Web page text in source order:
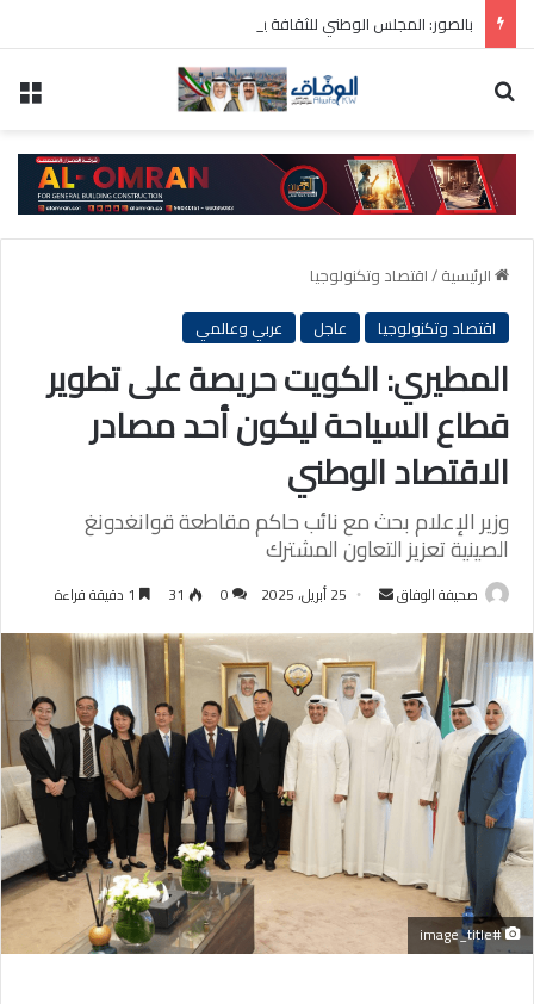
الرئيسية/اقتصاد وتكنولوجيا
اقتصاد وتكنولوجيا
عاجل عربي وعالمي
المطيري: الكويت حريصة على تطوير
قطاع السياحة ليكون أحد مصادر
الاقتصاد الوطني
وزير الإعلام بحث مع نائب حاكم مقاطعة قوانغدونغ
الصينية تعزيز التعاون المشترك
صحيفة الوفاق
أرسل
إلكترونيا
25 أبريل، 2025 0
31
#image_title